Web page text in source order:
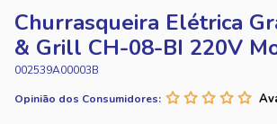
Churrasqueira Elétrica
& Grill CH-08-BI 220V
002539A00003B
Opinião dos Consumidores: